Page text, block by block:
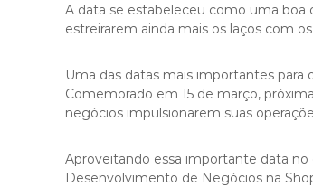
A data se estabeleceu como uma boa
estreirarem ainda mais os laços com
Uma das datas mais importantes para
Comemorado em 15 de março,
negócios impulsionarem suas
Aproveitando essa importante data
Desenvolvimento de Negócios na